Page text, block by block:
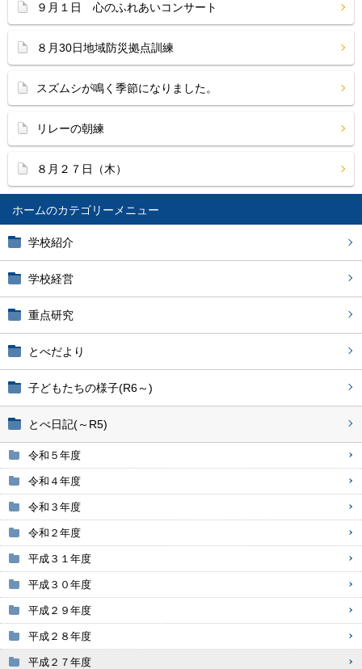
ホーム
学校紹介
学校経営
重点研究
とべだより
子どもたちの様子(R6～)
とべ日記(～R5)
令和５年度
令和４年度
令和３年度
令和２年度
平成３１年度
平成３０年度
平成２９年度
平成２８年度
平成２７年度
９月１日 心のふれあいコンサート
８月30日地域防災拠点訓練
スズムシが鳴く季節になりました。
リレーの朝練
８月２７日（木）